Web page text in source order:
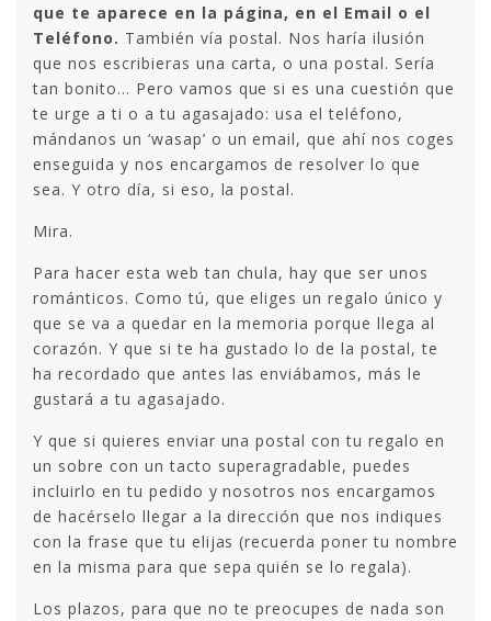
que te aparece en la página, en el Email o el
Teléfono. También vía postal. Nos haría ilusión
que nos escribieras una carta, o una postal. Sería
tan bonito… Pero vamos que si es una cuestión que
te urge a ti o a tu agasajado: usa el teléfono,
mándanos un ‘wasap’ o un email, que ahí nos coges
enseguida y nos encargamos de resolver lo que
sea. Y otro día, si eso, la postal.
Mira.
Para hacer esta web tan chula, hay que ser unos
románticos. Como tú, que eliges un regalo único y
que se va a quedar en la memoria porque llega al
corazón. Y que si te ha gustado lo de la postal, te
ha recordado que antes las enviábamos, más le
gustará a tu agasajado.
Y que si quieres enviar una postal con tu regalo en
un sobre con un tacto superagradable, puedes
incluirlo en tu pedido y nosotros nos encargamos
de hacérselo llegar a la dirección que nos indiques
con la frase que tu elijas (recuerda poner tu nombre
en la misma para que sepa quién se lo regala).
Los plazos, para que no te preocupes de nada son